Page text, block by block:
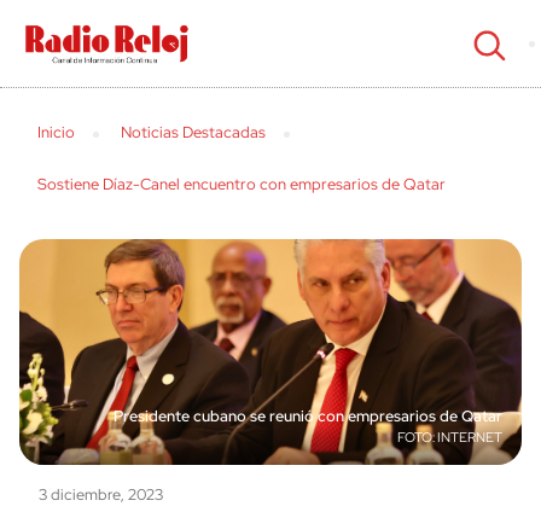
cerrar
Inicio Noticias Destacadas
Sostiene Díaz-Canel encuentro con empresarios de Qatar
Presidente cubano se reunió con empresarios de Qatar
INTERNET
3 diciembre, 2023